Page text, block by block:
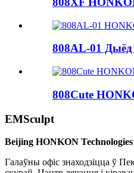
808AL-01
808Cute
EMSculpt
Beijing HONKON
Галаўны офіс знаходзіцца ў